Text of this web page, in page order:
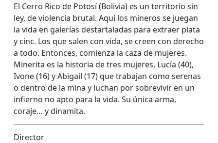
El Cerro Rico de Potosí (Bolivia) es un territorio sin
ley, de violencia brutal. Aquí los mineros se juegan
la vida en galerías destartaladas para extraer plata
y cinc. Los que salen con vida, se creen con derecho
a todo. Entonces, comienza la caza de mujeres.
Minerita es la historia de tres mujeres, Lucía (40),
Ivone (16) y Abigail (17) que trabajan como serenas
o dentro de la mina y luchan por sobrevivir en un
infierno no apto para la vida. Su única arma,
coraje… y dinamita.
Director